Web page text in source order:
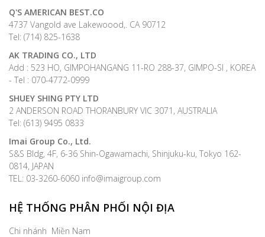
Q'S AMERICAN BEST.CO
4737 Vangold ave Lakewoood,. CA 90712
Tel: (714) 825-1638
AK TRADING CO., LTD
Add : 523 HO, GIMPOHANGANG 11-RO 288-37, GIMPO-SI , KOREA
- Tel : 070-4772-0999
SHUEY SHING PTY LTD
2 ANDERSON ROAD THORANBURY VIC 3071, AUSTRALIA
Tel: (613) 9495 0833
Imai Group Co., Ltd.
S&S Bldg, 4F, 6-36 Shin-Ogawamachi, Shinjuku-ku, Tokyo 162-
0814, JAPAN
TEL: 03-3260-6060 info@imaigroup.com
HỆ THỐNG PHÂN PHỐI NỘI ĐỊA
Chi nhánh Miền Nam